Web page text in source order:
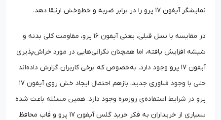
نمایشگر آیفون ۱۷ پرو را در برابر ضربه و خط‌وخش ارتقا دهد.
در مقایسه با نسل قبلی، یعنی آیفون ۱۶ پرو، مقاومت کلی بدنه و
شیشه افزایش یافته، اما همچنان نگرانی‌هایی در مورد خراش‌پذیری
آیفون ۱۷ پرو وجود دارد. به‌خصوص که برخی کاربران گزارش داده‌اند
حتی با وجود فناوری جدید، بازهم احتمال ایجاد خش روی آیفون ۱۷
پرو در شرایط استفاده‌ی روزمره وجود دارد. همین مسئله باعث شده
بسیاری از خریداران به فکر خرید گلس آیفون ۱۷ پرو و قاب محافظ